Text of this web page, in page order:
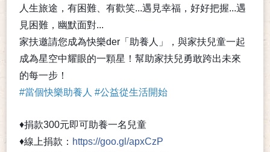
人生旅途，有困難、有歡笑...遇見幸福，好好把握...遇
見困難，幽默面對...
家扶邀請您成為快樂der「助養人」，與家扶兒童一起
成為星空中耀眼的一顆星！幫助家扶兒勇敢跨出未來
的每一步！
#當個快樂助養人 #公益從生活開始
♦捐款300元即可助養一名兒童
♦線上捐款： https://goo.gl/apxCzP